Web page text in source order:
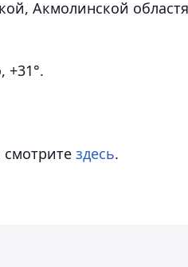
Акмолинской
, +31°.
здесь.